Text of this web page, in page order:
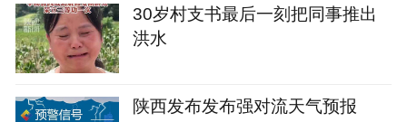
30岁村支书最后一刻把同事推出
洪水
陕西发布发布强对流天气预报